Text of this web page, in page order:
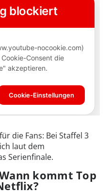
die Fans: Bei Staffel 3
laut dem
Serienfinale.
kommt Top